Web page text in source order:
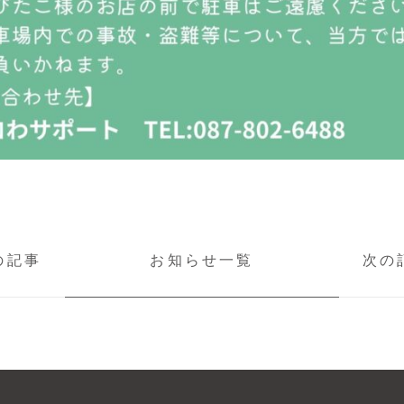
記事 次の
お知らせ一覧